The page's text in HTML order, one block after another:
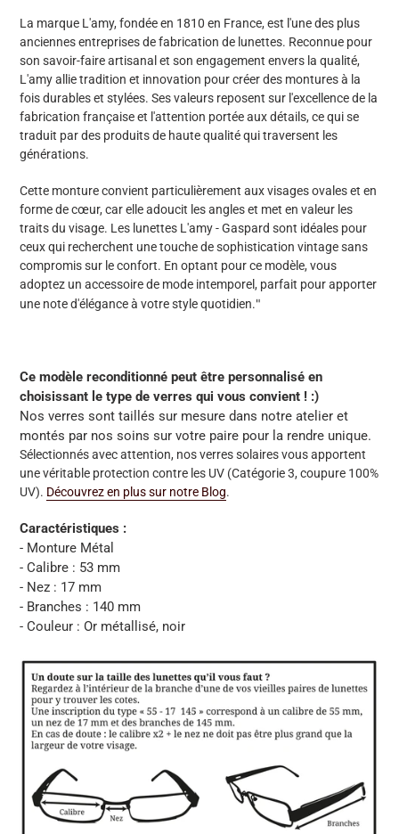
La marque L'amy, fondée en 1810 en France, est l'une des plus
anciennes entreprises de fabrication de lunettes. Reconnue pour
son savoir-faire artisanal et son engagement envers la qualité,
L'amy allie tradition et innovation pour créer des montures à la
fois durables et stylées. Ses valeurs reposent sur l'excellence de la
fabrication française et l'attention portée aux détails, ce qui se
traduit par des produits de haute qualité qui traversent les
générations.
Cette monture convient particulièrement aux visages ovales et en
forme de cœur, car elle adoucit les angles et met en valeur les
traits du visage. Les lunettes L'amy - Gaspard sont idéales pour
ceux qui recherchent une touche de sophistication vintage sans
compromis sur le confort. En optant pour ce modèle, vous
adoptez un accessoire de mode intemporel, parfait pour apporter
une note d'élégance à votre style quotidien."
Ce modèle reconditionné peut être personnalisé en
choisissant le type de verres qui vous convient ! :)
Nos verres sont taillés sur mesure dans notre atelier et
montés par nos soins sur votre paire pour la rendre unique.
Sélectionnés avec attention, nos verres solaires vous apportent
une véritable protection contre les UV (Catégorie 3, coupure 100%
UV). Découvrez en plus sur notre Blog.
Caractéristiques :
- Monture Métal
- Calibre : 53 mm
- Nez : 17 mm
- Branches : 140 mm
- Couleur : Or métallisé, noir